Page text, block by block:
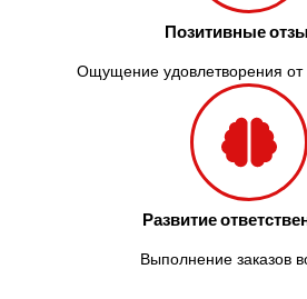
Позитивные
Ощущение удовлетворения
Развитие
Выполнение заказов